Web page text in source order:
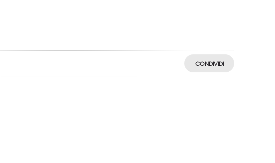
CONDIVIDI